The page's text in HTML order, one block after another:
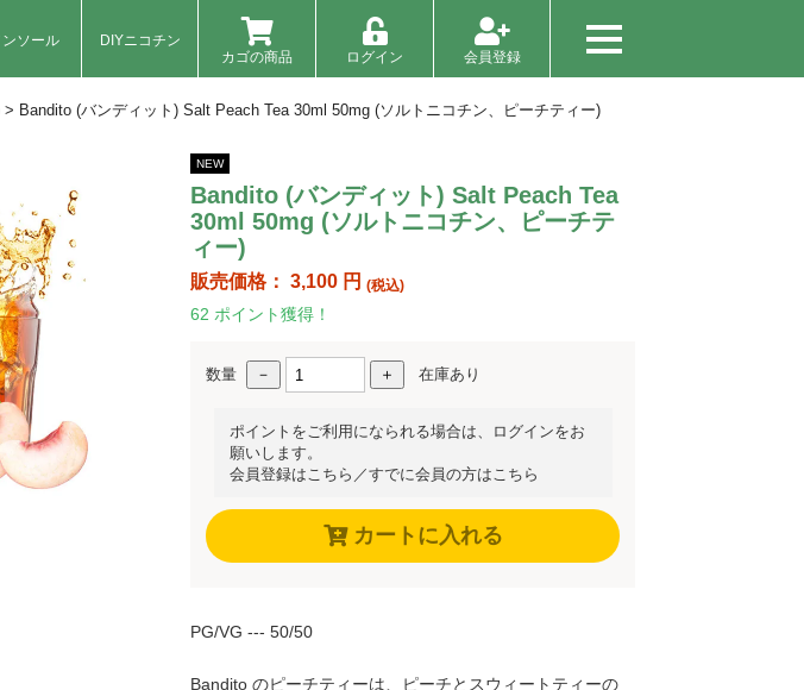
ンソール
DIYニコチン
カゴの商品
ログイン 会員登録
> Bandito (バンディット) Salt Peach Tea 30ml 50mg (ソルトニコチン、ピーチティー)
NEW
Bandito (バンディット) Salt Peach Tea
30ml 50mg (ソルトニコチン、ピーチテ
ィー)
販売価格： 3,100 円(税込)
62ポイント獲得！
数量 在庫あり
ポイントをご利用になられる場合は、ログインをお
願いします。
会員登録はこちら ／すでに会員の方はこちら
カートに入れる
PG/VG --- 50/50
Bandito のピーチティーは、ピーチとスウィートティーの